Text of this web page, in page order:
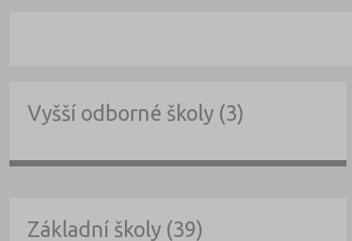
Vyšší odborné školy (3)
Základní školy (39)